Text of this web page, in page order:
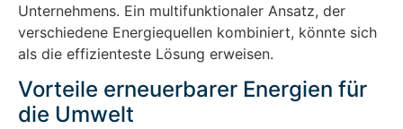
Unternehmens. Ein multifunktionaler Ansatz, der
verschiedene Energiequellen kombiniert, könnte sich
als die effizienteste Lösung erweisen.
Vorteile erneuerbarer Energien für
die Umwelt